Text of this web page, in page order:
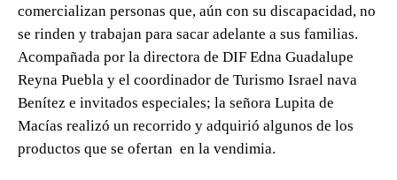
comercializan personas que, aún con su discapacidad, no
se rinden y trabajan para sacar adelante a sus familias.
Acompañada por la directora de DIF Edna Guadalupe
Reyna Puebla y el coordinador de Turismo Israel nava
Benítez e invitados especiales; la señora Lupita de
Macías realizó un recorrido y adquirió algunos de los
productos que se ofertan en la vendimia.